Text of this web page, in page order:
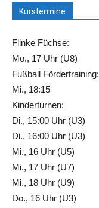
Kurstermine
Flinke Füchse:
Mo., 17 Uhr (U8)
Fußball Fördertraining:
Mi., 18:15
Kinderturnen:
Di., 15:00 Uhr (U3)
Di., 16:00 Uhr (U3)
Mi., 16 Uhr (U5)
Mi., 17 Uhr (U7)
Mi., 18 Uhr (U9)
Do., 16 Uhr (U3)